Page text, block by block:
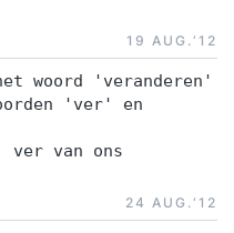
19 AUG.‘12
woord 'veranderen'
'ver' en
ver van ons
24 AUG.‘12